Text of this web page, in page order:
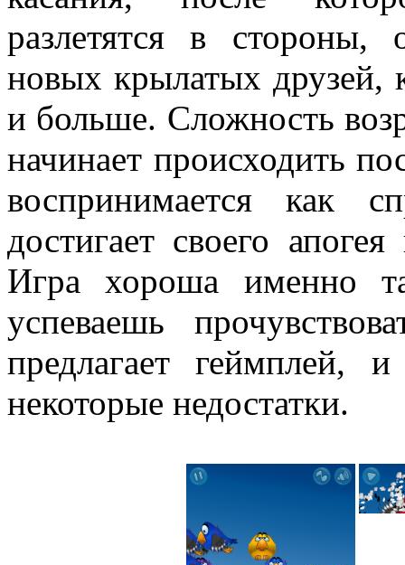
разлетятся в стороны,
новых крылатых друзей,
и больше. Сложность
начинает происходить
воспринимается как
достигает своего
Игра хороша именно
успеваешь
предлагает геймплей,
некоторые недостатки.